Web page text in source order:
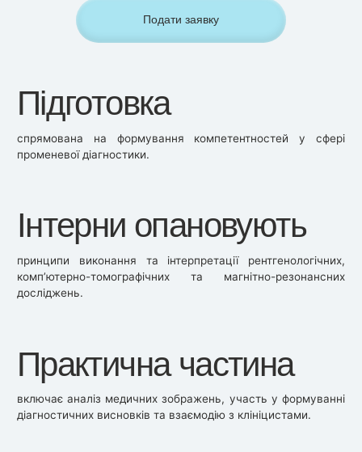
Подати заявку
Підготовка
спрямована на формування компетентностей у сфері
променевої діагностики.
Інтерни опановують
принципи виконання та інтерпретації рентгенологічних,
комп’ютерно-томографічних та магнітно-резонансних
досліджень.
Практична частина
включає аналіз медичних зображень, участь у формуванні
діагностичних висновків та взаємодію з клініцистами.